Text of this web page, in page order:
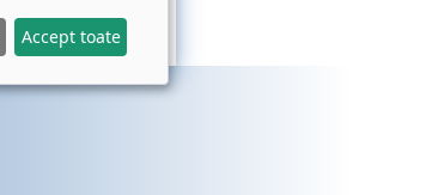
Accept toate